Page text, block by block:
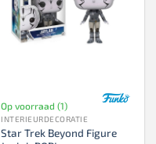
Op voorraad (1)
INTERIEURDECORATIE
Star Trek Beyond Figure